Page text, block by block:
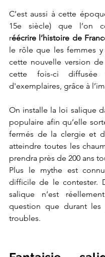
C’est aussi à cette
15e siècle) que l’on
réécrire l’histoire de
le rôle que les femmes
cette nouvelle version de
cette fois-ci diffusée
d'exemplaires, grâce à
On installe la loi salique
populaire afin qu’elle
fermés de la clergie et
atteindre toutes les
prendra près de 200 ans
Plus le mythe est
difficile de le contester.
salique n’est
question que durant les
troubles.